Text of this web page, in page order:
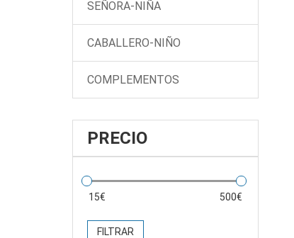
SEÑORA-NIÑA
CABALLERO-NIÑO
COMPLEMENTOS
PRECIO
FILTRAR